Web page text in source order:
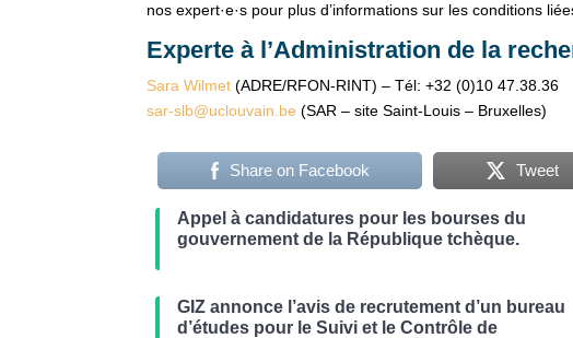
nos expert·e·s pour plus d’informations sur les conditions
Experte à l’Administration de la
Sara Wilmet (ADRE/RFON-RINT) – Tél: +32 (0)10 47.38.36
sar-slb@uclouvain.be (SAR – site Saint-Louis – Bruxelles)
Share on Facebook Tweet
Appel à candidatures pour les bourses du
gouvernement de la République tchèque.
GIZ annonce l’avis de recrutement d’un bureau
d’études pour le Suivi et le Contrôle de